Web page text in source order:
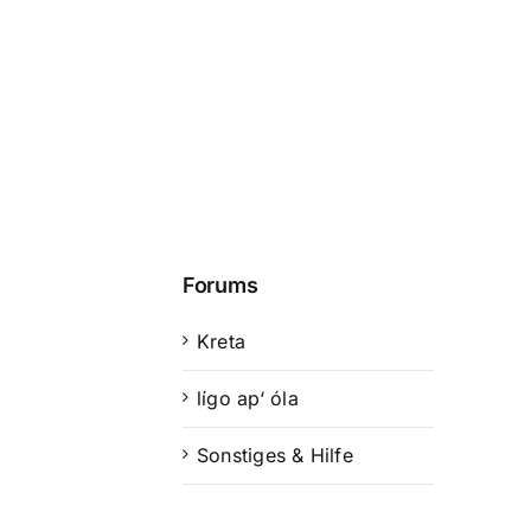
Forums
Kreta
lígo ap‘ óla
Sonstiges & Hilfe